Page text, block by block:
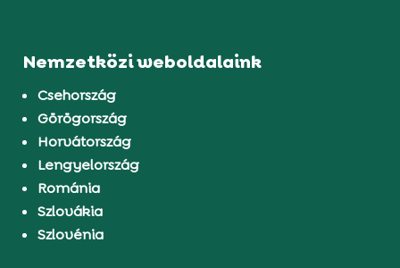
Nemzetközi weboldalaink
Csehország
Görögország
Horvátország
Lengyelország
Románia
Szlovákia
Szlovénia